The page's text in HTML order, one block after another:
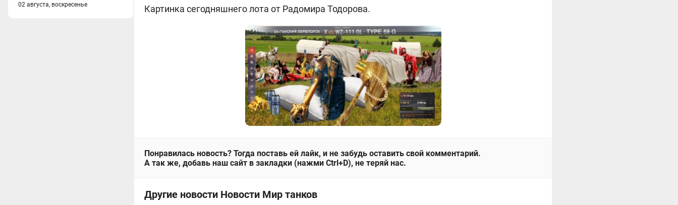
02 августа, воскресенье Картинка сегодняшнего лота от Радомира Тодорова.
Понравилась новость? Тогда поставь ей лайк, и не забудь оставить свой комментарий.
А так же, добавь наш сайт в закладки (нажми Ctrl+D), не теряй нас.
Другие новости Новости Мир танков